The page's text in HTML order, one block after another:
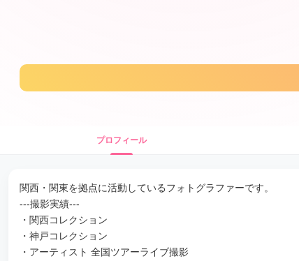
プロフィール
関西・関東を拠点に活動しているフォトグラファーです。
---撮影実績---
・関西コレクション
・神戸コレクション
・アーティスト 全国ツアーライブ撮影